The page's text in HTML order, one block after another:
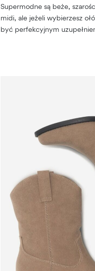
Supermodne są beże,
midi, ale jeżeli wybierzesz
być perfekcyjnym